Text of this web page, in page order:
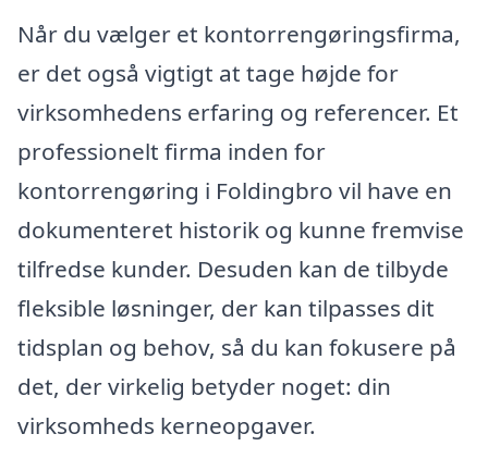
Når du vælger et kontorrengøringsfirma,
er det også vigtigt at tage højde for
virksomhedens erfaring og referencer. Et
professionelt firma inden for
kontorrengøring i Foldingbro vil have en
dokumenteret historik og kunne fremvise
tilfredse kunder. Desuden kan de tilbyde
fleksible løsninger, der kan tilpasses dit
tidsplan og behov, så du kan fokusere på
det, der virkelig betyder noget: din
virksomheds kerneopgaver.